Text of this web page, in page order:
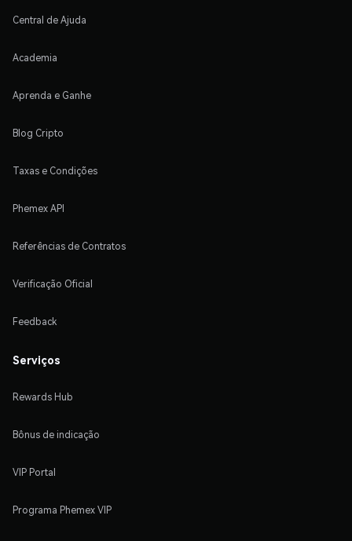
Central de Ajuda
Academia
Aprenda e Ganhe
Blog Cripto
Taxas e Condições
Phemex API
Referências de Contratos
Verificação Oficial
Feedback
Serviços
Rewards Hub
Bônus de indicação
VIP Portal
Programa Phemex VIP